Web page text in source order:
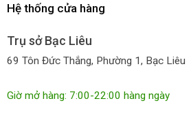
Hệ thống cửa hàng
Trụ sở Bạc Liêu
69 Tôn Đức Thắng, Phường 1, Bạc Liêu
Giờ mở hàng: 7:00-22:00 hàng ngày